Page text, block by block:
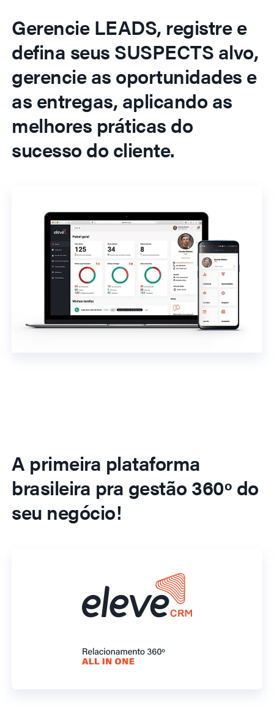
Gerencie LEADS, registre e
defina seus SUSPECTS alvo,
gerencie as oportunidades e
as entregas, aplicando as
melhores práticas do
sucesso do cliente.
A primeira plataforma
brasileira pra gestão 360º do
seu negócio!